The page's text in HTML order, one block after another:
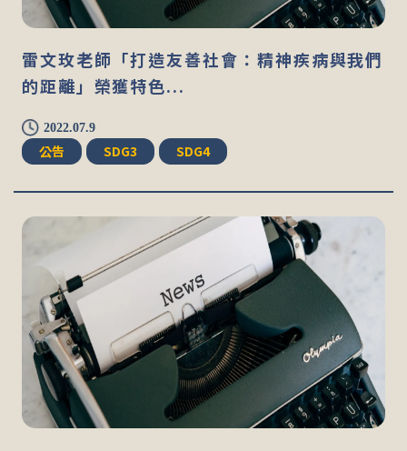
雷文玫老師「打造友善社會：精神疾病與我們
的距離」榮獲特色...
2022.07.9
公告 SDG3 SDG4